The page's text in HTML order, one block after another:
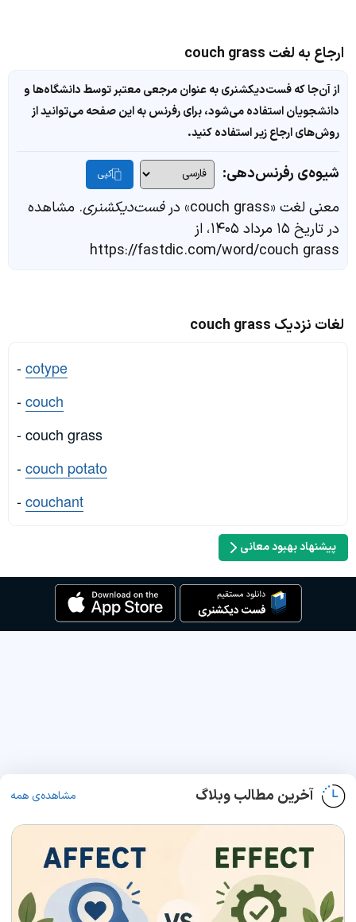
ارجاع به لغت couch grass
از آن‌جا که فست‌دیکشنری به عنوان مرجعی معتبر توسط دانشگاه‌ها و
دانشجویان استفاده می‌شود، برای رفرنس به این صفحه می‌توانید از
روش‌های ارجاع زیر استفاده کنید.
شیوه‌ی رفرنس‌دهی: کپی
معنی لغت «couch grass» در فست‌دیکشنری. مشاهده
در تاریخ ۱۵ مرداد ۱۴۰۵، از
https://fastdic.com/word/couch grass
لغات نزدیک couch grass
-cotype
-couch
- couch grass
-couch potato
-couchant
پیشنهاد بهبود معانی
آخرین مطالب وبلاگ مشاهده‌ی همه